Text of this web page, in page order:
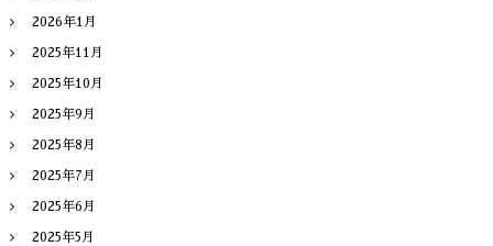
2026年1月
2025年11月
2025年10月
2025年9月
2025年8月
2025年7月
2025年6月
2025年5月